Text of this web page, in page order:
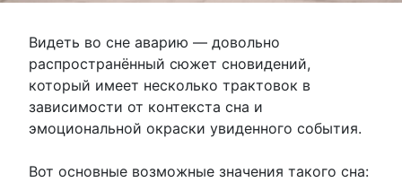
Видеть во сне аварию — довольно
распространённый сюжет сновидений,
который имеет несколько трактовок в
зависимости от контекста сна и
эмоциональной окраски увиденного события.
Вот основные возможные значения такого сна: